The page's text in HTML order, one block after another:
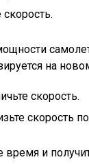
на
скорость.
скорость
и